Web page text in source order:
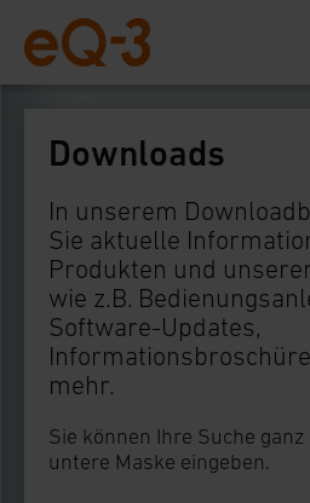
Downloads
In unserem
Sie aktuelle
Produkten und
wie z.B.
Software-Updates,
mehr.
Sie können Ihre Suche
untere Maske eingeben.